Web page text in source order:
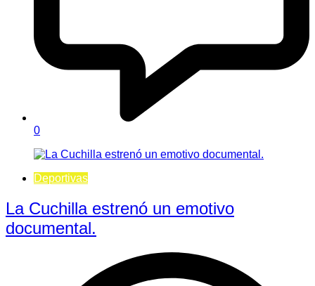
0
Deportivas
La Cuchilla estrenó un emotivo
documental.